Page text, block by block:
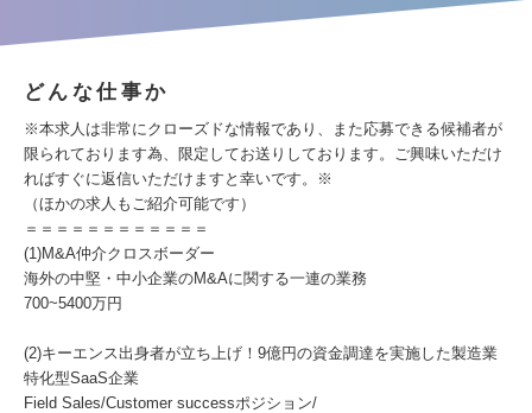
どんな仕事か
※本求人は非常にクローズドな情報であり、また応募できる候補者が
限られております為、限定してお送りしております。ご興味いただけ
ればすぐに返信いただけますと幸いです。※
（ほかの求人もご紹介可能です）
＝＝＝＝＝＝＝＝＝＝＝＝
(1)M&A仲介クロスボーダー
海外の中堅・中小企業のM&Aに関する一連の業務
700~5400万円
(2)キーエンス出身者が立ち上げ！9億円の資金調達を実施した製造業
特化型SaaS企業
Field Sales/Customer successポジション/